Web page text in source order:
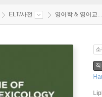
ELT/사전 영어학 & 영어교...